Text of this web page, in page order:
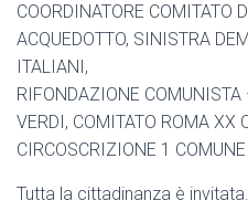
COORDINATORE COMITATO
ACQUEDOTTO, SINISTRA
ITALIANI,
RIFONDAZIONE
VERDI, COMITATO ROMA XX
CIRCOSCRIZIONE 1
Tutta la cittadinanza è invitata.